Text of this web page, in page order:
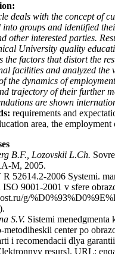
:
deals with the concept of
into groups and identified
other interested parties.
University quality
the factors that distort the
facilities and analyzed the
the dynamics of
trajectory of their further
are shown
requirements and
area, the employment
B.F., Lozovskii L.Ch.
М, 2005.
52614.2-2006 Systemi.
9001-2001 v sfere
g/
S.V. Sistemi
metodiheskii center po
i recomendacii dlya
resurs]. URL: